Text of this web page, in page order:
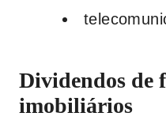
Dividendos de
imobiliários